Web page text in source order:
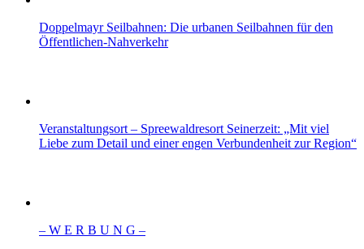
Doppelmayr Seilbahnen: Die urbanen Seilbahnen für den
Öffentlichen-Nahverkehr
Veranstaltungsort – Spreewaldresort Seinerzeit: „Mit viel
Liebe zum Detail und einer engen Verbundenheit zur Region“
– W Ε R Β U Ν G –